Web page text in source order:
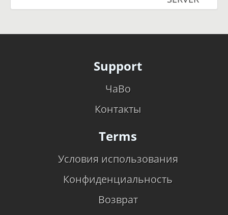
Support
ЧаВо
Контакты
Terms
Условия использования
Конфиденциальность
Возврат